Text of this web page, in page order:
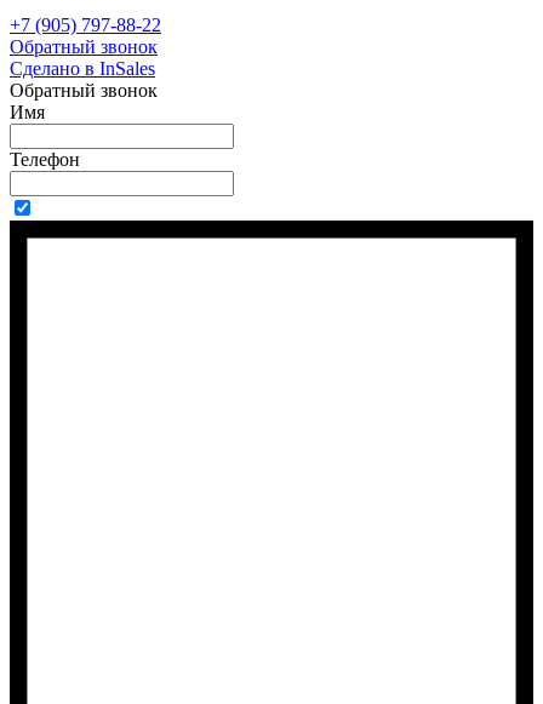
+7 (905) 797-88-22
Обратный звонок
Сделано в InSales
Обратный звонок
Имя
Телефон